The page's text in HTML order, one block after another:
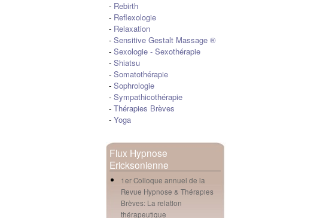
- Rebirth
- Reflexologie
- Relaxation
- Sensitive Gestalt Massage ®
- Sexologie - Sexothérapie
- Shiatsu
- Somatothérapie
- Sophrologie
- Sympathicothérapie
- Thérapies Brèves
- Yoga
Flux Hypnose
Ericksonienne
1er Colloque annuel de la
Revue Hypnose & Thérapies
Brèves: La relation
thérapeutique